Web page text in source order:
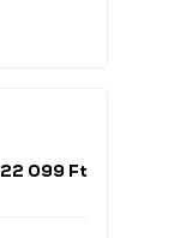
időszak
22 099 Ft